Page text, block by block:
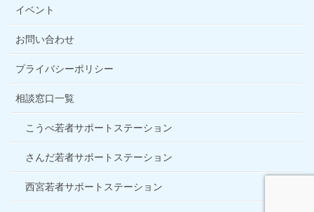
イベント
お問い合わせ
プライバシーポリシー
相談窓口一覧
こうべ若者サポートステーション
さんだ若者サポートステーション
西宮若者サポートステーション